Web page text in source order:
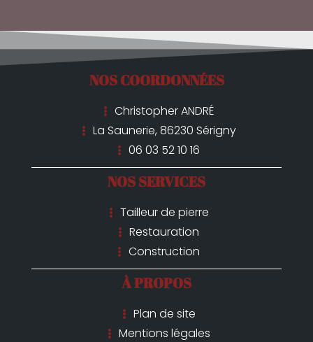
NOS COORDONNÉES
Christopher ANDRÉ
La Saunerie, 86230 Sérigny
06 03 52 10 16
NOS SERVICES
Tailleur de pierre
Restauration
Construction
À PROPOS
Plan de site
Mentions légales